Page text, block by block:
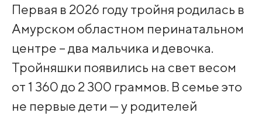
Первая в 2026 году тройня родилась в
Амурском областном перинатальном
центре – два мальчика и девочка.
Тройняшки появились на свет весом
от 1 360 до 2 300 граммов. В семье это
не первые дети — у родителей